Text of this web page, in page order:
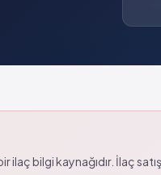
ilaç bilgi kaynağıdır. İlaç